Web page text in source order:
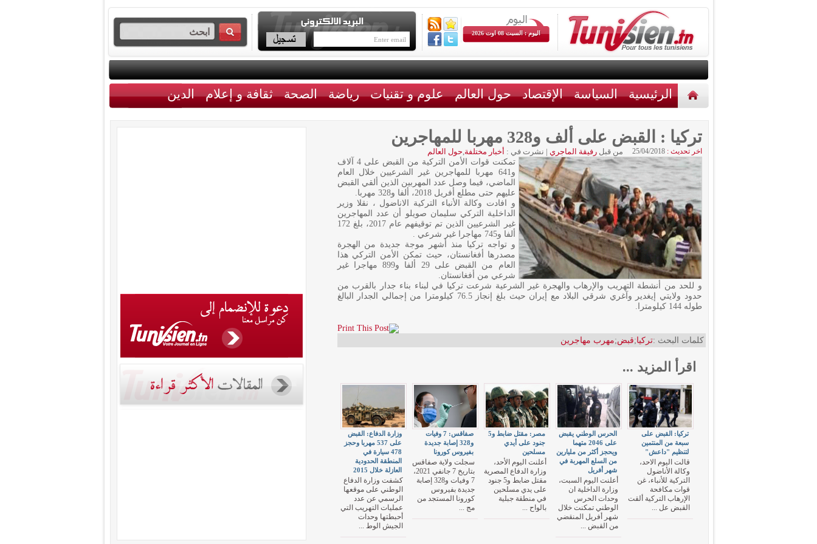
اليوم : السبت 08 اوت 2026
الرئيسية السياسة الإقتصاد حول العالم علوم و تقنيات رياضة الصحة ثقافة و إعلام الدين
تركيا : القبض على ألف و328 مهربا للمهاجرين
اخر تحديث : 25/04/2018 من قبلرفيقة الماجري | نشرت في : أخبار مختلفة,حول العالم
تمكنت قوات الأمن التركية من القبض على 4 آلاف
و641 مهربا للمهاجرين غير الشرعيين خلال العام
الماضي، فيما وصل عدد المهربين الذين ألقي القبض
عليهم حتى مطلع أفريل 2018، ألفا و328 مهربا.
و افادت وكالة الأنباء التركية الاناضول ، نقلا وزير
الداخلية التركي سليمان صويلو أن عدد المهاجرين
غير الشرعيين الذين تم توقيفهم عام 2017، بلغ 172
ألفا و745 مهاجرا غير شرعي .
و تواجه تركيا منذ أشهر موجة جديدة من الهجرة
مصدرها أفغانستان، حيث تمكن الأمن التركي هذا
العام من القبض على 29 ألفا و899 مهاجرا غير
شرعي من أفغانستان.
و للحد من أنشطة التهريب والإرهاب والهجرة غير الشرعية شرعت تركيا في لبناء بناء جدار بالقرب من
حدود ولايتي إيغدير وآغري شرقي البلاد مع إيران حيث بلغ إنجاز 76.5 كيلومترا من إجمالي الجدار البالغ
طوله 144 كيلومترا.
كلمات البحث :تركيا;قبض;مهرب مهاجرين
اقرأ المزيد ...
وزارة الدفاع: القبض
على 537 مهربا وحجز
478 سيارة في
المنطقة الحدودية
العازلة خلال 2015
كشفت وزارة الدفاع
الوطني على موقعها
الرسمي عن عدد
عمليات التهريب التي
أحبطتها وحدات
الجيش الوط ...
صفاقس: 7 وفيات
و328 إصابة جديدة
بفيروس كورونا
سجلت ولاية صفاقس
بتاريخ 7 جانفي 2021،
7 وفيات و328 إصابة
جديدة بفيروس
كورونا المستجد من
مج ...
مصر: مقتل ضابط و5
جنود على أيدي
مسلحين
أعلنت اليوم الأحد،
وزارة الدفاع المصرية
مقتل ضابط و5 جنود
على يدي مسلحين
في منطقة جبلية
بالواح ...
الحرس الوطني يقبض
على 2046 متهما
ويحجز أكثر من مليارين
من السلع المهربة في
شهر أفريل
أعلنت اليوم السبت،
وزارة الداخلية ان
وحدات الحرس
الوطني تمكنت خلال
شهر أفريل المنقضي
من القبض ...
تركيا: القبض على
سبعة من المنتمين
لتنظيم "داعش"
قالت اليوم الاحد،
وكالة الأناضول
التركية للأنباء، غن
قوات مكافحة
الإرهاب التركية ألقت
القبض عل ...